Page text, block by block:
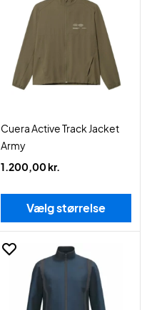
Cuera Active Track Jacket
Army
1.200,00 kr.
Vælg størrelse